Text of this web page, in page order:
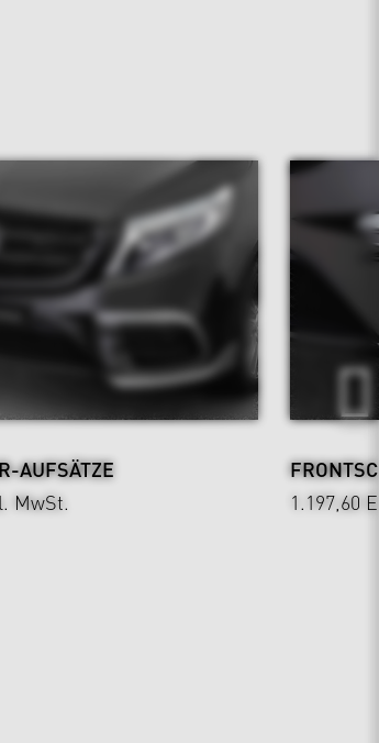
AUFSÄTZE
MwSt.
1.197,60